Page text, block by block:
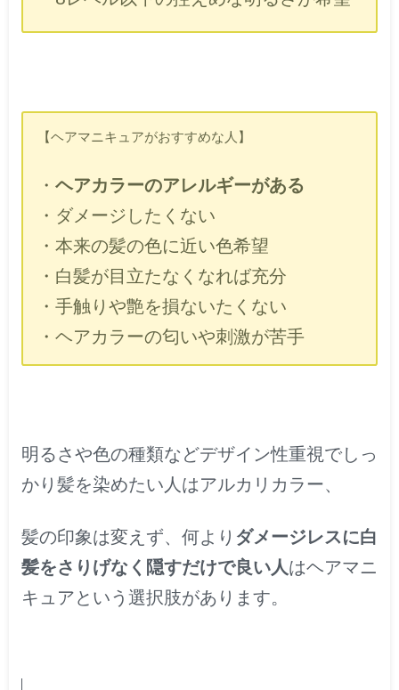
【ヘアマニキュアがおすすめな人】
・ ヘアカラーのアレルギーがある
・ダメージしたくない
・本来の髪の色に近い色希望
・白髪が目立たなくなれば充分
・手触りや艶を損ないたくない
・ヘアカラーの匂いや刺激が苦手
明るさや色の種類などデザイン性重視でしっ
かり髪を染めたい人はアルカリカラー、
髪の印象は変えず、何より ダメージレスに白
髪をさりげなく隠すだけで良い人 はヘアマニ
キュアという選択肢があります。